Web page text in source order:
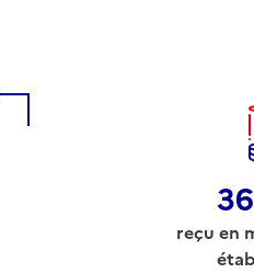
reçu en